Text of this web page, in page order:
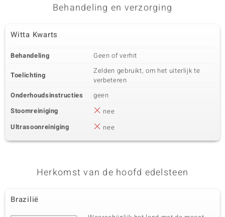
Karaatgewicht som Slijpvorm
Kraal rond
VS
Behandeling en verzorging
Witta Kwarts
Behandeling Geen of verhit
Toelichting
Zelden gebruikt, om het uiterlijk te
verbeteren
Onderhoudsinstructies
geen
Stoomreiniging
nee
Ultrasoonreiniging
nee
Herkomst van de hoofd edelsteen
Brazilië